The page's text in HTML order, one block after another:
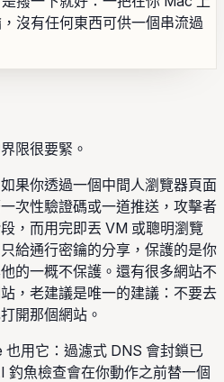
沒有任何東西可供一個串流過
限很要緊。
果你透過一個中間人瀏覽器頁面
次性驗證碼或一道推送，攻擊者
，而用完即丟 VM 或聰明瀏覽
給通行密鑰的分享，保護的是你
的一概不保護。還有很多網站不
，老建議是唯一的建議：不要去
開那個網站。
用它：過濾式 DNS 會封鎖已
釣魚檢查會在你動作之前替一個